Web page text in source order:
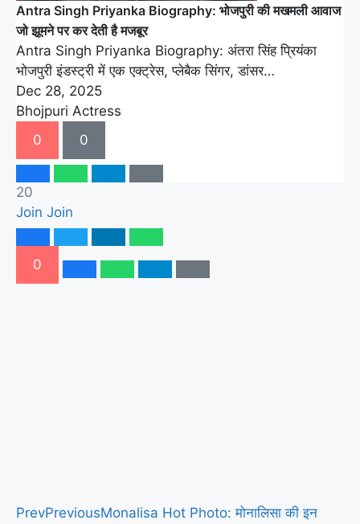
Antra Singh Priyanka Biography: भोजपुरी की मखमली आवाज
जो झूमने पर कर देती है मजबूर
Antra Singh Priyanka Biography: अंतरा सिंह प्रियंका
भोजपुरी इंडस्ट्री में एक एक्ट्रेस, प्लेबैक सिंगर, डांसर…
Dec 28, 2025
Bhojpuri Actress
0
0
20
Join Join
0
PrevPreviousMonalisa Hot Photo: मोनालिसा की इन